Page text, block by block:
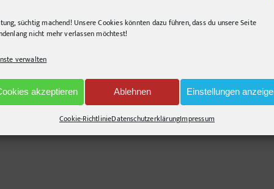
süchtig machend! Unsere Cookies könnten dazu führen, dass du unsere Seite
nicht mehr verlassen möchtest!
verwalten
akzeptieren Ablehnen Einstellungen
Cookie-RichtlinieDatenschutzerklärungImpressum
Freitag gibt es Fisch!
Auch zum Jahreswechsel gibt es gerne mal Fisch. Der passt immer noch
dritten Weihnachtstag einen leichten Aufstosser verursachen könnte .
dem [...]
Fest,Fisch,Freitag,Froh,Guten Rutsch!,weihnachten Kommentare